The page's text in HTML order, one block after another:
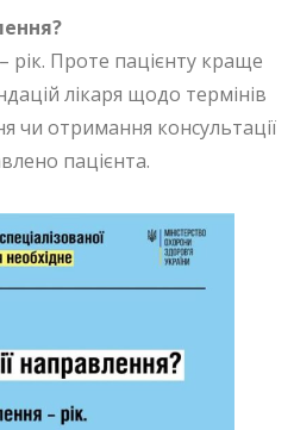
рік. Проте пацієнту краще
лікаря щодо термінів
чи отримання консультації
пацієнта.